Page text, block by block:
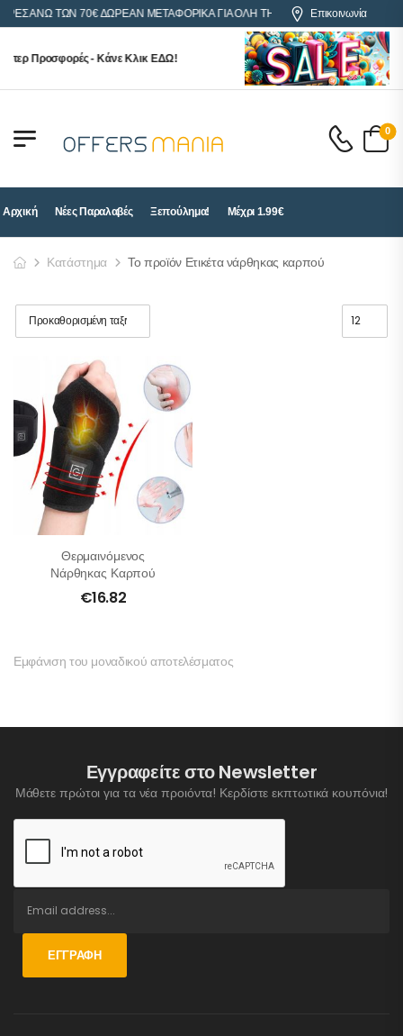
ΑΝΩ ΤΩΝ 70€ ΔΩΡΕΑΝ ΜΕΤΑΦΟΡΙΚΑ ΓΙΑ ΟΛΗ ΤΗΝ ΕΛΛΑΔΑΕπικοινωνία
Προσφορές - Κάνε Κλικ ΕΔΩ!
0
Αρχική Νέες Παραλαβές Ξεπούλημα! Μέχρι 1.99€
Κατάστημα Το προϊόν Ετικέτα νάρθηκας καρπού
Θερμαινόμενος
Νάρθηκας Καρπού
€16.82
Εμφάνιση του μοναδικού αποτελέσματος
Εγγραφείτε στο Newsletter
Μάθετε πρώτοι για τα νέα προιόντα! Κερδίστε εκπτωτικά κουπόνια!
ΕΓΓΡΑΦΉ